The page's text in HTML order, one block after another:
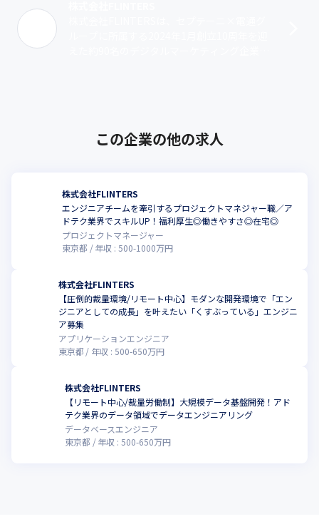
取りやすさを徹底しており、安心して働ける環境を整えていま
す。
◆企業と共に成長していく◎大手とベンチャーのいいとこ取りで
この企業の他の求人
株式会社FLINTERS
エンジニアチームを牽引するプロジェクトマネジャー職／ア
ドテク業界でスキルUP！福利厚生◎働きやすさ◎在宅◎
プロジェクトマネージャー
東京都
年収 :500-1000万円
株式会社FLINTERS
【圧倒的裁量環境/リモート中心】モダンな開発環境で「エン
ジニアとしての成長」を叶えたい「くすぶっている」エンジニ
ア募集
アプリケーションエンジニア
東京都
年収 : 500-650万円
株式会社FLINTERS
【リモート中心/裁量労働制】大規模データ基盤開発！アド
テク業界のデータ領域でデータエンジニアリング
データベースエンジニア
東京都
年収 :500-650万円